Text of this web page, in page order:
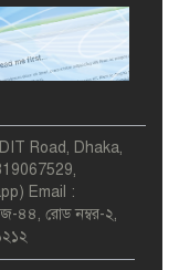
Road, Dhaka,
Email :
৪৪, রোড নম্বর-২,